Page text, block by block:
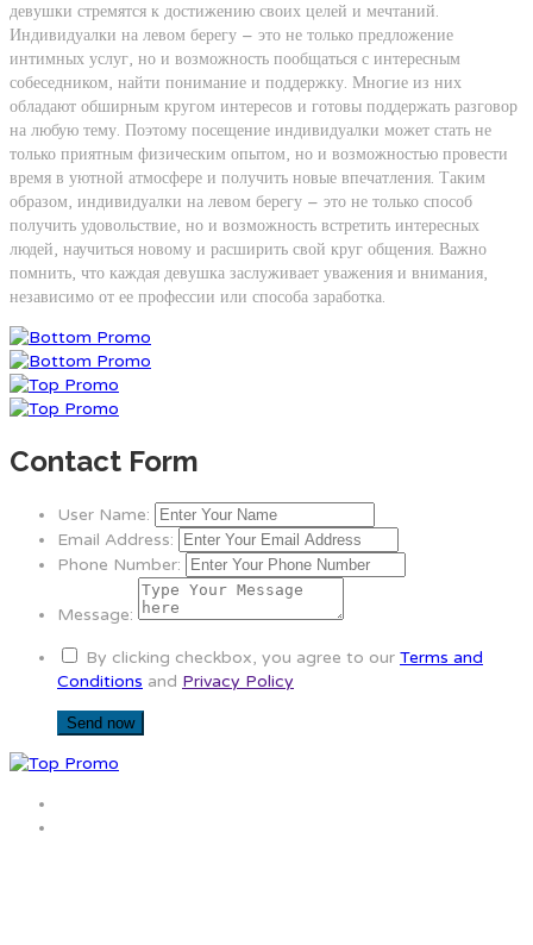
девушки стремятся к достижению своих целей и мечтаний.
Индивидуалки на левом берегу – это не только предложение
интимных услуг, но и возможность пообщаться с интересным
собеседником, найти понимание и поддержку. Многие из них
обладают обширным кругом интересов и готовы поддержать разговор
на любую тему. Поэтому посещение индивидуалки может стать не
только приятным физическим опытом, но и возможностью провести
время в уютной атмосфере и получить новые впечатления. Таким
образом, индивидуалки на левом берегу – это не только способ
получить удовольствие, но и возможность встретить интересных
людей, научиться новому и расширить свой круг общения. Важно
помнить, что каждая девушка заслуживает уважения и внимания,
независимо от ее профессии или способа заработка.
Contact Form
User Name:
Email Address:
Phone Number:
Message:
By clicking checkbox, you agree to our Terms and
Conditions and Privacy Policy